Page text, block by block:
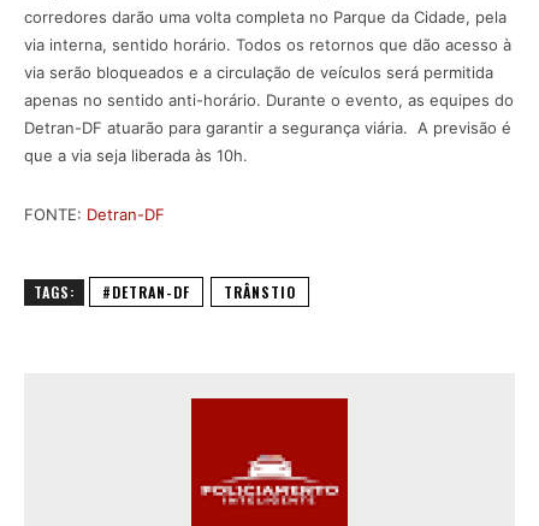
corredores darão uma volta completa no Parque da Cidade, pela
via interna, sentido horário. Todos os retornos que dão acesso à
via serão bloqueados e a circulação de veículos será permitida
apenas no sentido anti-horário. Durante o evento, as equipes do
Detran-DF atuarão para garantir a segurança viária. A previsão é
que a via seja liberada às 10h.
FONTE: Detran-DF
TAGS: #DETRAN-DF TRÂNSTIO